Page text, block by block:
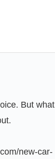
But what
new-car-